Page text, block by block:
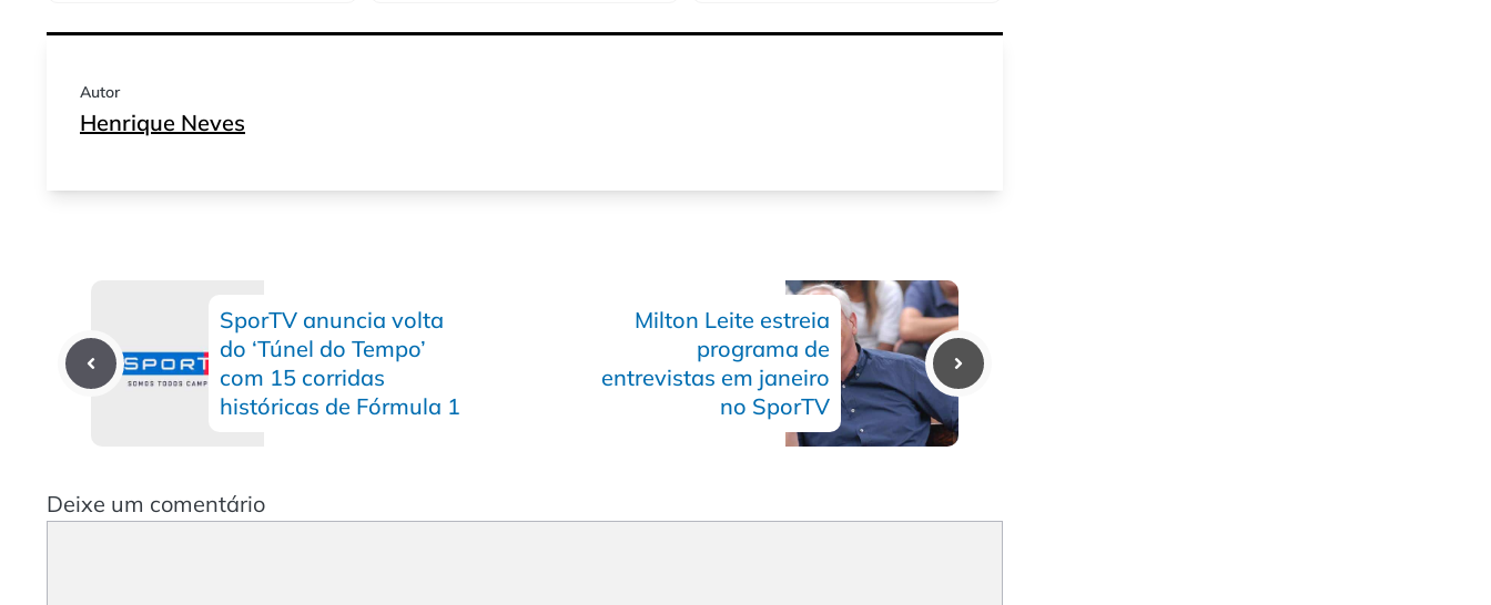
Autor
Henrique Neves
SporTV anuncia volta
do ‘Túnel do Tempo’
com 15 corridas
históricas de Fórmula 1
Milton Leite estreia
programa de
entrevistas em janeiro
no SporTV
Deixe um comentário